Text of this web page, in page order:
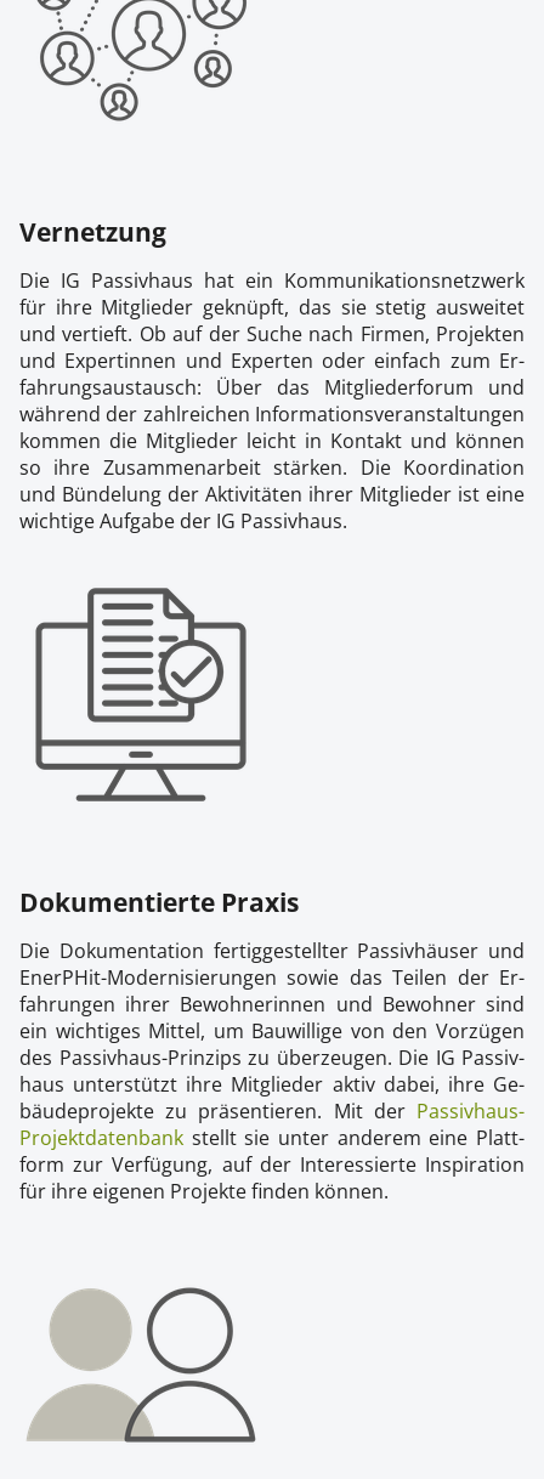
Ver­net­zung
Die IG Pas­siv­haus hat ein Kom­mu­ni­ka­ti­ons­netz­werk
für ih­re Mit­glie­der ge­knüpft, das sie ste­tig aus­wei­tet
und ver­tieft. Ob auf der Su­che nach Fir­men, Pro­jekt­en
und Ex­per­tin­nen und Ex­per­ten oder ein­fach zum Er­
fah­rungs­aus­tausch: Über das Mit­glie­der­fo­rum und
wäh­rend der zahl­rei­chen In­for­ma­ti­ons­ver­an­stal­tun­gen
kom­men die Mit­glie­der leicht in Kon­takt und kön­nen
so ih­re Zu­sam­men­ar­beit stär­ken. Die Ko­or­di­na­ti­on
und Bün­de­lung der Ak­ti­vi­tä­ten ih­rer Mit­glie­der ist ei­ne
wich­ti­ge Auf­ga­be der IG Pas­siv­haus.
Do­ku­men­tier­te Pra­xis
Die Do­ku­men­ta­ti­on fer­tig­ge­stell­ter Pas­siv­häu­ser und
Ener­PHit-Mo­der­ni­sie­run­gen so­wie das Tei­len der Er­
fah­run­gen ih­rer Be­woh­ne­rin­nen und Be­woh­ner sind
ein wich­ti­ges Mit­tel, um Bau­wil­li­ge von den Vor­zü­gen
des Pas­siv­haus-Prin­zips zu über­zeu­gen. Die IG Pas­siv­
haus un­ter­stützt ih­re Mit­glie­der ak­tiv da­bei, ih­re Ge­
bäu­de­pro­jek­te zu prä­sen­tie­ren. Mit der Pas­siv­haus-
Pro­jekt­da­ten­bank stellt sie un­ter an­de­rem ei­ne Platt­
form zur Ver­fü­gung, auf der In­ter­es­sier­te In­spi­ra­ti­on
für ih­re ei­ge­nen Pro­jek­te fin­den kön­nen.